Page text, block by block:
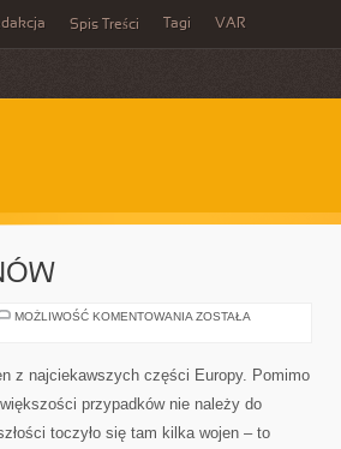
Spis Treści Tagi VAR
MOŻLIWOŚĆ KOMENTOWANIA POZNAJ
ZOSTAŁA
z najciekawszych części Europy. Pomimo
przypadków nie należy do
toczyło się tam kilka wojen – to